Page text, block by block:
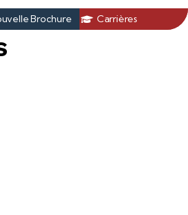
Brochure Carrières